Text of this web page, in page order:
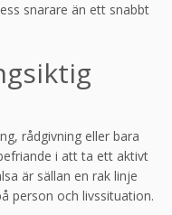
snarare än ett snabbt
rådgivning eller bara
i att ta ett aktivt
är sällan en rak linje
person och livssituation.